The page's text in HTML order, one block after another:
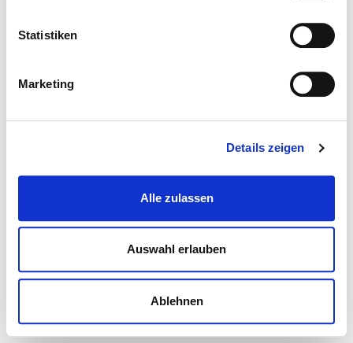
Statistiken
Marketing
Details zeigen
Alle zulassen
Auswahl erlauben
Ablehnen